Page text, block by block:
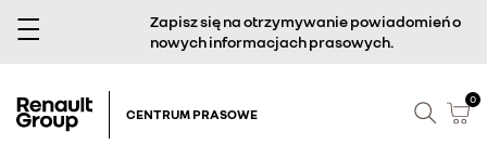
Zapisz się na otrzymywanie powiadomień o
nowych informacjach prasowych.
CENTRUM PRASOWE
0